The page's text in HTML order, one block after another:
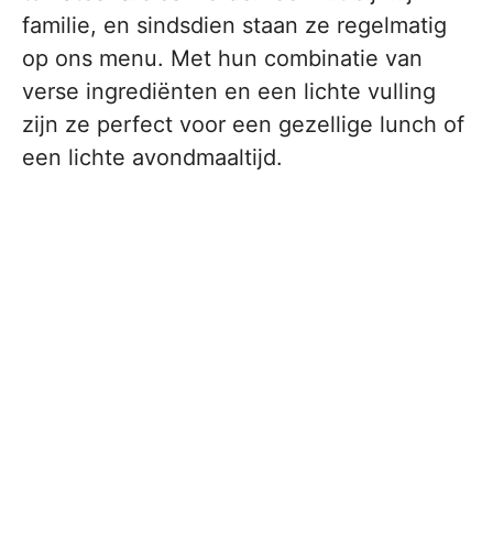
familie, en sindsdien staan ze regelmatig
op ons menu. Met hun combinatie van
verse ingrediënten en een lichte vulling
zijn ze perfect voor een gezellige lunch of
een lichte avondmaaltijd.